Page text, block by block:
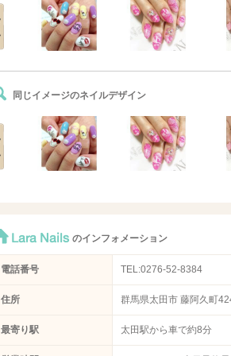
同じイメージのネイルデザイン
Lara Nails のインフォメーション
電話番号 TEL:0276-52-8384
住所 群馬県太田市 藤阿久町
最寄り駅 太田駅から車で約8分